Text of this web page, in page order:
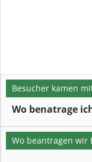
Besucher kamen
Wo benatrage
Wo beantragen wir